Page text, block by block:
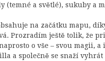
(temné a světlé), sukuby a
na začátku mapu,
Prozradím ještě tolik, že
o vše – svou magii,
a společně se snaží